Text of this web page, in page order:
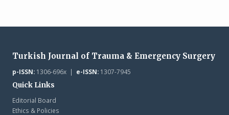
Turkish Journal of Trauma & Emergency Surgery
p-ISSN:1306-696x | e-ISSN:1307-7945
Quick Links
Editorial Board
Ethics & Policies